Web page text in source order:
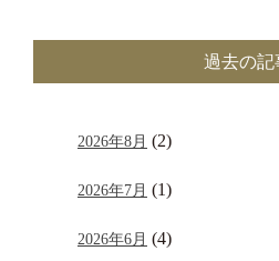
過去の記
2026年8月 (2)
2026年7月 (1)
2026年6月 (4)